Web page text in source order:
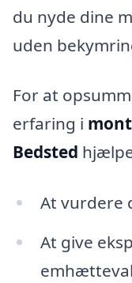
du nyde dine
uden
For at
erfaring i
Bedsted
At vurdere
At give